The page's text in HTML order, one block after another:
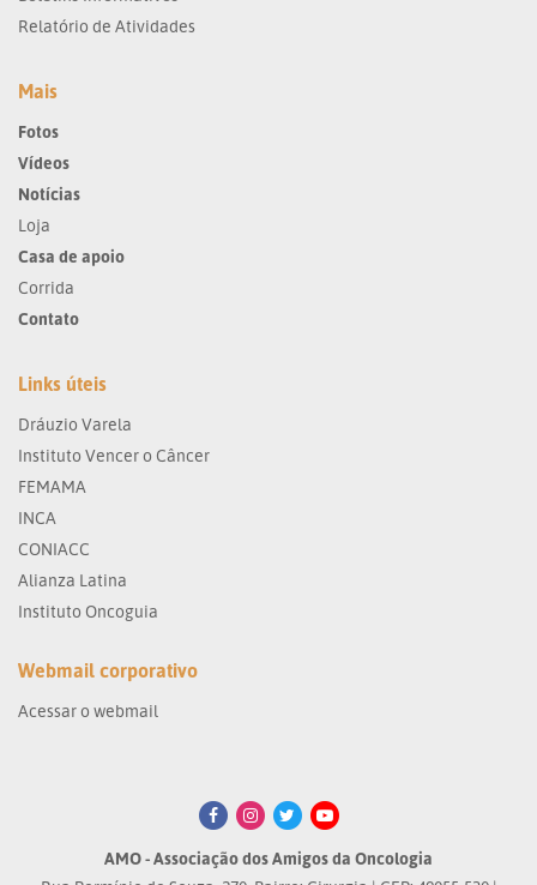
Relatório de Atividades
Mais
Fotos
Vídeos
Notícias
Loja
Casa de apoio
Corrida
Contato
Links úteis
Dráuzio Varela
Instituto Vencer o Câncer
FEMAMA
INCA
CONIACC
Alianza Latina
Instituto Oncoguia
Webmail corporativo
Acessar o webmail
AMO - Associação dos Amigos da Oncologia